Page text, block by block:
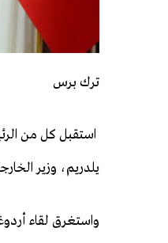
ترك برس
استقبل كل من
يلدريم، وزير
واستغرق لقاء